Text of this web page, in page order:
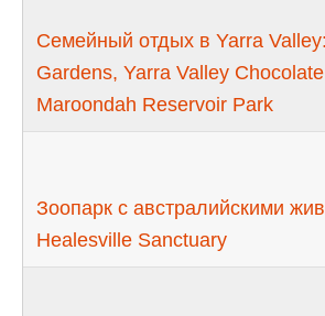
Семейный отдых в Yarra
Gardens, Yarra Valley
Maroondah Reservoir Park
Зоопарк с австралийскими
Healesville Sanctuary